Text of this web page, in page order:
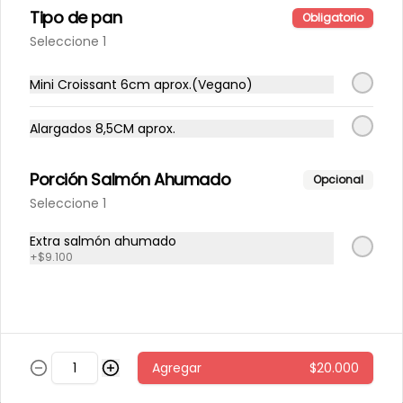
horno con cascara, repollo morado,
zanahoria, pollo grille en cubos,
sésamo, salsa de miel picante.
cilantro, repollo morado, zanahoria,
pollo grille en cubos, aderezo de
Sandwich 🍔
Tipo de pan Obligatorio
Seleccione 1
Mini Croissant 6cm aprox.(Vegano)
Alargados 8,5CM aprox.
Porción Salmón Ahumado Opcional
Seleccione 1
Extra salmón ahumado
+$9.100
Agregar $20.000